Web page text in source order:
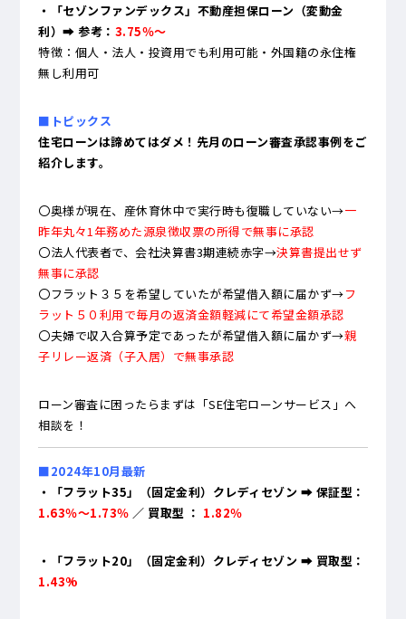
・「セゾンファンデックス」不動産担保ローン（変動金
利）➡ 参考： 3.75％～
特徴：個人・法人・投資用でも利用可能・外国籍の永住権
無し利用可
■トピックス
住宅ローンは諦めてはダメ！先月のローン審査承認事例をご
紹介します。
〇奥様が現在、産休育休中で実行時も復職していない→一
昨年丸々1年務めた源泉徴収票の所得で無事に承認
〇法人代表者で、会社決算書3期連続赤字→決算書提出せず
無事に承認
〇フラット３５を希望していたが希望借入額に届かず→フ
ラット５０利用で毎月の返済金額軽減にて希望金額承認
〇夫婦で収入合算予定であったが希望借入額に届かず→親
子リレー返済（子入居）で無事承認
ローン審査に困ったらまずは「SE住宅ローンサービス」へ
相談を！
■2024年10月最新
・「フラット35」（固定金利）クレディセゾン ➡ 保証型：
1.63％～1.73％ ／ 買取型 ： 1.82％
・「フラット20」（固定金利）クレディセゾン ➡ 買取型：
1.43%